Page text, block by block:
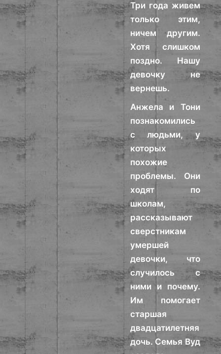
Три года живем
только этим,
ничем другим.
Хотя слишком
поздно. Нашу
девочку не
вернешь.
Анжела и Тони
познакомились
с людьми, у
которых
похожие
проблемы. Они
ходят по
школам,
рассказывают
сверстникам
умершей
девочки, что
случилось с
ними и почему.
Им помогает
старшая
двадцатилетняя
дочь. Семья Вуд